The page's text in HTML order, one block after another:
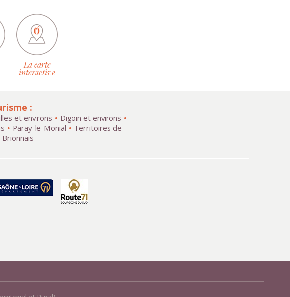
La carte
interactive
:
et environs
Digoin et environs
Paray-le-Monial
Territoires de